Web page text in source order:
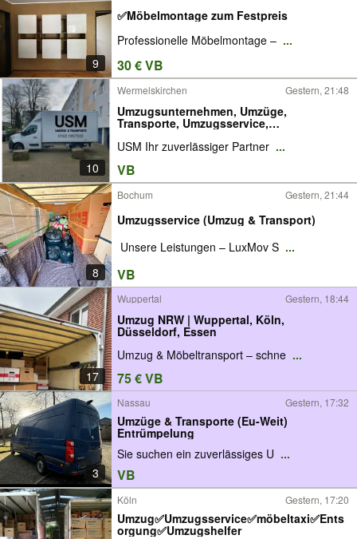
9
✅Möbelmontage zum Festpreis
Professionelle Möbelmontage – ...
30 € VB
10
Wermelskirchen Gestern, 21:48
Umzugsunternehmen, Umzüge,
Transporte, Umzugsservice,
Aufbauservice
USM Ihr zuverlässiger Partner ...
VB
8
Bochum Gestern, 21:44
Umzugsservice (Umzug & Transport)
️ Unsere Leistungen – LuxMov S ...
VB
17
Wuppertal Gestern, 18:44
Umzug NRW | Wuppertal, Köln,
Düsseldorf, Essen
Umzug & Möbeltransport – schne ...
75 € VB
3
Nassau Gestern, 17:32
Umzüge & Transporte (Eu-Weit)
Entrümpelung
Sie suchen ein zuverlässiges U ...
VB
Köln Gestern, 17:20
Umzug✅Umzugsservice✅möbeltaxi✅Ents
orgung✅Umzugshelfer